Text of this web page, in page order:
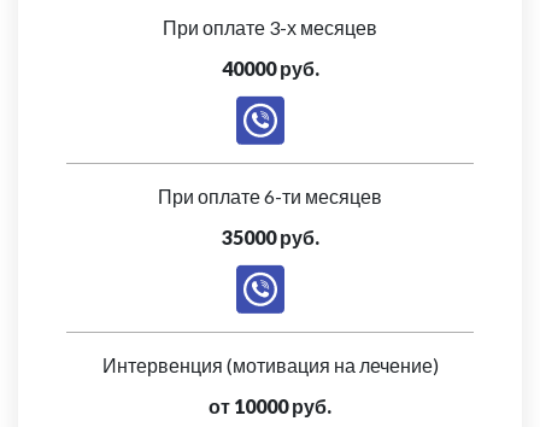
При оплате 3-х месяцев
40000 руб.
При оплате 6-ти месяцев
35000 руб.
Интервенция (мотивация на лечение)
от 10000 руб.